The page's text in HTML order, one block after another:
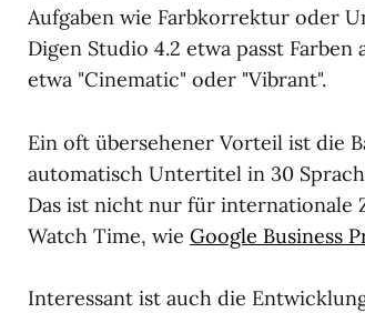
Aufgaben wie Farbkorrektur oder
Digen Studio 4.2 etwa passt
etwa "Cinematic" oder "Vibrant".
Ein oft übersehener Vorteil ist die
automatisch Untertitel in 30
Das ist nicht nur für internationale
Watch Time, wie Google Business
Interessant ist auch die